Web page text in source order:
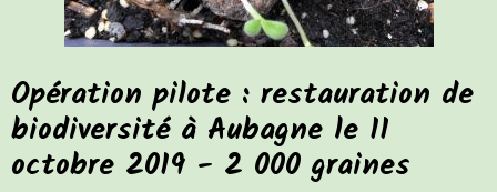
Opération pilote : restauration de
biodiversité à Aubagne le 11
octobre 2019 - 2 000 graines